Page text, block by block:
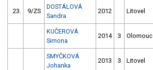
23. 9/ZS
DOSTÁLOVÁ
Sandra
2012 Litovel
KUČEROVÁ
Simona
2014 3 Olomouc
SMYČKOVÁ
Johanka
2013 3 Litovel